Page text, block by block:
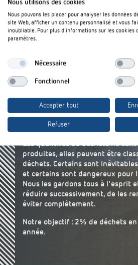
Comment gérer les
l'avenir ?
Nous les réduisons. De
successive.
Notre objectif : 2% d'une
Les quantités de déchets ne
produites, elles peuvent être
déchets. Certains sont
et certains sont dangereux pour
Nous les gardons tous à l'esprit
réduire successivement, de les
éviter complètement.
Notre objectif : 2% de déchets
année.
Nous utilisons des cookies
Nous pouvons les placer pour analyser les données
site Web, afficher un contenu personnalisé et vous
inoubliable. Pour plus d'informations sur les cookies
paramètres.
Nécessaire
Fonctionnel
Accepter tout
Refuser